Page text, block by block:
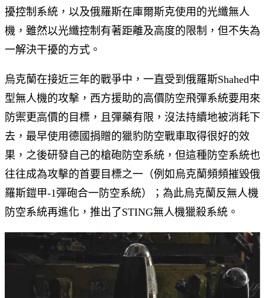
擾控制系統，以及俄羅斯在庫爾斯克使用的光纖無人
機，雖然以光纖控制有著距離及高度的限制，但不失為
一解決干擾的方式。
烏克蘭在接近三年的戰爭中，一直受到俄羅斯Shahed中
型無人機的攻擊，西方援助的高價防空飛彈系統要用來
防禦更高價的目標，且彈藥有限，沒法持續地被消耗下
去，最早使用德國捐贈的獵豹防空戰車取得很好的效
果，之後研發自己的槍砲防空系統，但這種防空系統也
往往成為攻擊的首要目標之一（例如烏克蘭頻頻摧毀俄
羅斯鎧甲-1彈砲合一防空系統）；為此烏克蘭反無人機
防空系統再進化，推出了STING無人機獵殺系統。